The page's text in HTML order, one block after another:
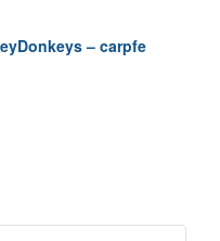
– carpfe